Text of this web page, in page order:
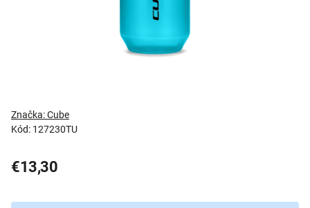
Kód: 127230TU
Značka:Cube
€13,30